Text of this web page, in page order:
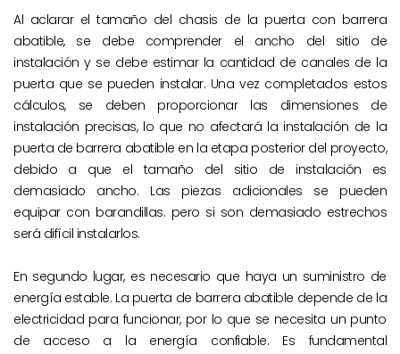
Al aclarar el tamaño del chasis de la puerta con barrera
abatible, se debe comprender el ancho del sitio de
instalación y se debe estimar la cantidad de canales de la
puerta que se pueden instalar. Una vez completados estos
cálculos, se deben proporcionar las dimensiones de
instalación precisas, lo que no afectará la instalación de la
puerta de barrera abatible en la etapa posterior del proyecto,
debido a que el tamaño del sitio de instalación es
demasiado ancho. Las piezas adicionales se pueden
equipar con barandillas. pero si son demasiado estrechos
será difícil instalarlos.
En segundo lugar, es necesario que haya un suministro de
energía estable. La puerta de barrera abatible depende de la
electricidad para funcionar, por lo que se necesita un punto
de acceso a la energía confiable. Es fundamental